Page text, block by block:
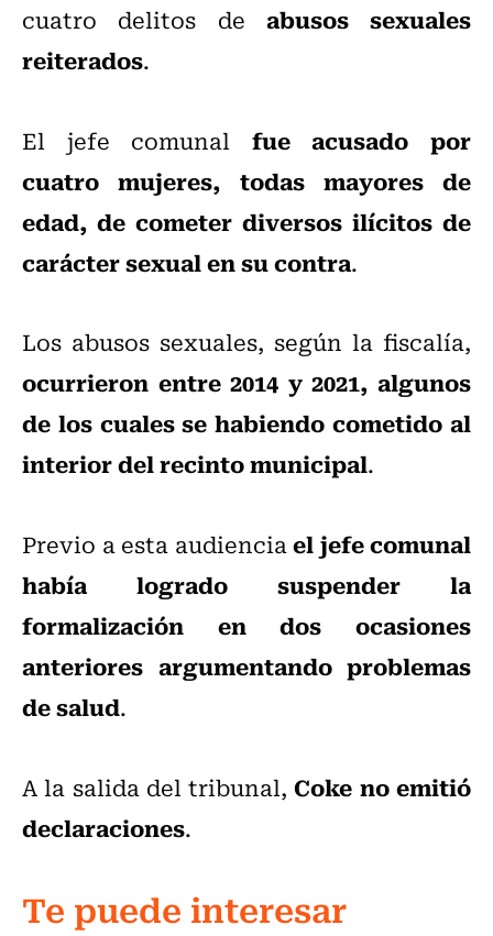
cuatro delitos de abusos sexuales
reiterados.
El jefe comunal fue acusado por
cuatro mujeres, todas mayores de
edad, de cometer diversos ilícitos de
carácter sexual en su contra.
Los abusos sexuales, según la fiscalía,
ocurrieron entre 2014 y 2021, algunos
de los cuales se habiendo cometido al
interior del recinto municipal.
Previo a esta audienciael jefe comunal
había logrado suspender la
formalización en dos ocasiones
anteriores argumentando problemas
de salud.
A la salida del tribunal,Coke no emitió
declaraciones.
Te puede interesar